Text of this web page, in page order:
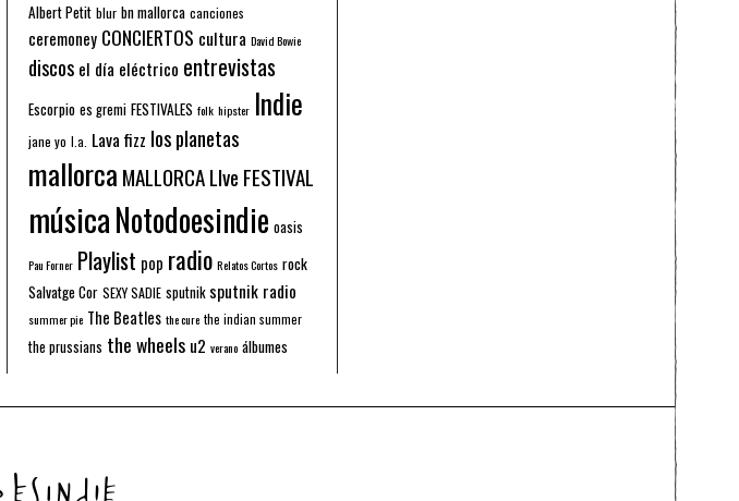
Albert Petit blur bn mallorca canciones
ceremoney CONCIERTOS cultura David Bowie
discos el día eléctrico entrevistas
Escorpio es gremi FESTIVALES folk hipster Indie
jane yo l.a. Lava fizz los planetas
mallorca MALLORCA LIve FESTIVAL
músicaNotodoesindie oasis
Pau Forner Playlist pop radio Relatos Cortos rock
Salvatge Cor SEXY SADIE sputnik sputnik radio
summer pie The Beatles the cure the indian summer
the prussians the wheels u2 verano álbumes